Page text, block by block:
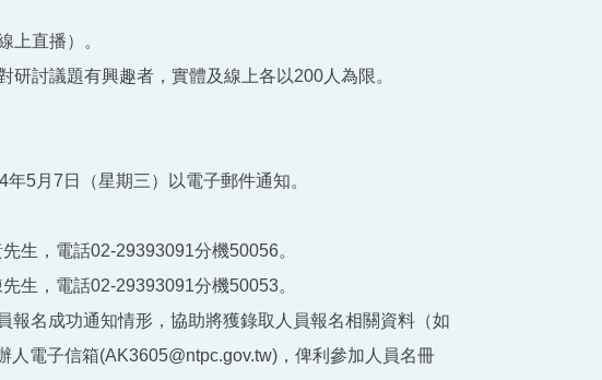
上直播）。
討議題有興趣者，實體及線上各以200人為限。
5月7日（星期三）以電子郵件通知。
生，電話02-29393091分機50056。
生，電話02-29393091分機50053。
名成功通知情形，協助將獲錄取人員報名相關資料（如
電子信箱(AK3605@ntpc.gov.tw)，俾利參加人員名冊